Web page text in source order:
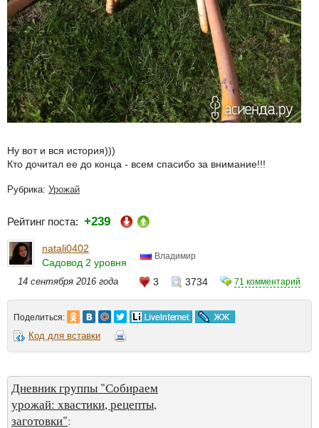
Ну вот и вся история)))
Кто дочитал ее до конца - всем спасибо за внимание!!!
Рубрика: Урожай
Рейтинг поста: +239
natali0402
Садовод 2 уровня
Владимир
14 сентября 2016 года 3 3734 71 комментарий
Поделиться:
Код для вставки
Дневник группы "Собираем
урожай: хвастики, рецепты,
заготовки":